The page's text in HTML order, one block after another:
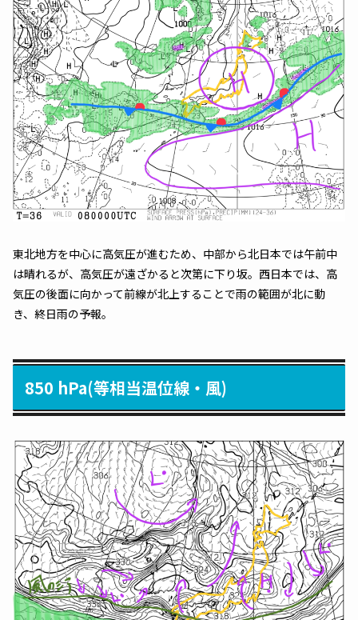
東北地方を中心に高気圧が進むため、中部から北日本では午前中
は晴れるが、高気圧が遠ざかると次第に下り坂。西日本では、高
気圧の後面に向かって前線が北上することで雨の範囲が北に動
き、終日雨の予報。
850 hPa(等相当温位線・風)